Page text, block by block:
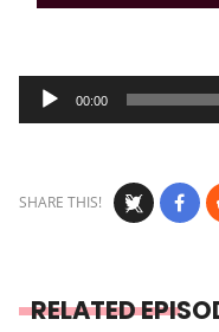
Audio
Player
00:00
SHARE THIS!
RELATED